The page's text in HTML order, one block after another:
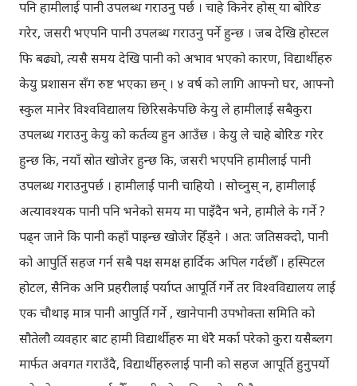
पनि हामीलाई पानी उपलब्ध गराउनु पर्छ । चाहे किनेर होस् या बोरिङ
गरेर, जसरी भएपनि पानी उपलब्ध गराउनु पर्ने हुन्छ । जब देखि होस्टल
फि बढ्यो, त्यसै समय देखि पानी को अभाव भएको कारण, विद्यार्थीहरु
केयु प्रशासन सँग रुष्ट भएका छन् । ४ वर्ष को लागि आफ्नो घर, आफ्नो
स्कुल मानेर विश्वविद्यालय छिरिसकेपछि केयु ले हामीलाई सबैकुरा
उपलब्ध गराउनु केयु को कर्तव्य हुन आउँछ । केयु ले चाहे बोरिङ गरेर
हुन्छ कि, नयाँ स्रोत खोजेर हुन्छ कि, जसरी भएपनि हामीलाई पानी
उपलब्ध गराउनुपर्छ । हामीलाई पानी चाहियो । सोच्नुस् न, हामीलाई
अत्यावश्यक पानी पनि भनेको समय मा पाइँदैन भने, हामीले के गर्ने ?
पढ्न जाने कि पानी कहाँ पाइन्छ खोजेर हिँड्ने । अत: जतिसक्दो, पानी
को आपुर्ति सहज गर्न सबै पक्ष समक्ष हार्दिक अपिल गर्दछौँ । हस्पिटल
होटल, सैनिक अनि प्रहरीलाई पर्याप्त आपूर्ति गर्ने तर विश्वविद्यालय लाई
एक चौथाइ मात्र पानी आपुर्ति गर्ने , खानेपानी उपभोक्ता समिति को
सौतेलौ व्यवहार बाट हामी विद्यार्थीहरु मा धेरै मर्का परेको कुरा यसैब्लग
मार्फत अवगत गराउँदै, विद्यार्थीहरुलाई पानी को सहज आपूर्ति हुनुपर्यो